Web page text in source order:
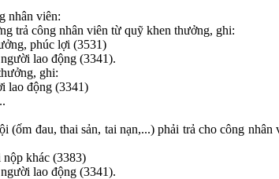
nhân viên:
trả công nhân viên từ quỹ khen thưởng, ghi:
phúc lợi (3531)
lao động (3341).
ghi:
lao động (3341)
(ốm đau, thai sản, tai nạn,...) phải trả cho công nhân
khác (3383)
lao động (3341).